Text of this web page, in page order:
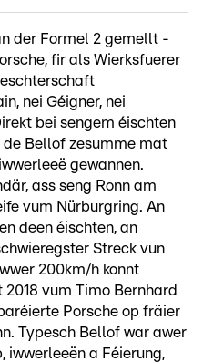
der Formel 2 gemellt -
fir als Wierksfuerer
nei Géigner, nei
bei sengem éischten
de Bellof zesumme mat
gewannen.
ass seng Ronn am
vum Nürburgring. An
deen éischten, an
Streck vun
200km/h konnt
2018 vum Timo Bernhard
Porsche op fräier
Typesch Bellof war awer
iwwerleeën a Féierung,